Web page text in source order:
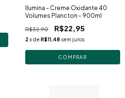
Ilumina - Creme Oxidante 40
Volumes Plancton - 900ml
R$32,90 R$22,95
2 x de R$11,48 sem juros